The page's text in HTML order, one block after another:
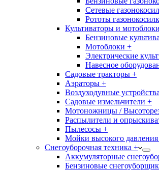
Сетевые
Рототы
Культиваторы и
Бензиновые
Мотоблоки +
Электрические
Навесное
Садовые тракторы +
Аэраторы +
Воздуходувные
Садовые измельчители +
Мотоножницы /
Распылители и
Пылесосы +
Мойки высокого
Снегоуборочная техника +
Аккумуляторные
Бензиновые